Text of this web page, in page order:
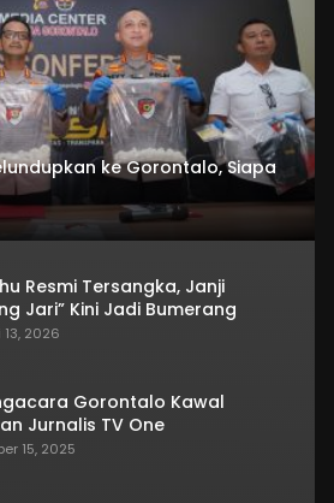
ke Gorontalo, Siapa
Resmi Tersangka, Janji
Jari” Kini Jadi Bumerang
2026
Gorontalo Kawal
Jurnalis TV One
15, 2025